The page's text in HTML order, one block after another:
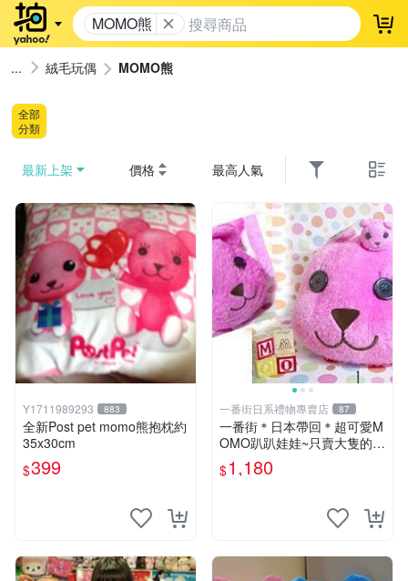
MOMO熊 登
絨毛玩偶 MOMO熊
全部
分類
最新上架 價格 最高人氣
Y1711989293 883
全新Post pet momo熊抱枕約
35x30cm
$399
一番街日系禮物專賣店 87
一番街＊日本帶回＊超可愛M
OMO趴趴娃娃~只賣大隻的1
號~單隻價～生日禮物
$1,180